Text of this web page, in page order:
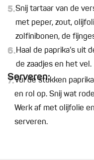
5.Snij tartaar van de
met peper, zout,
zolfinibonen, de
6.Haal de paprika’s uit
de zaadjes en het vel.
Serveren:
7.Vul de stukken
en rol op. Snij wat
Werk af met olijfolie
serveren.